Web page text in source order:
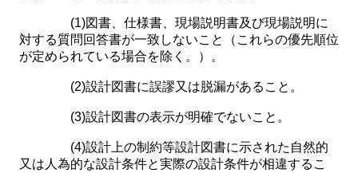
(1)図書、仕様書、現場説明書及び現場説明に
対する質問回答書が一致しないこと（これらの優先順位
が定められている場合を除く。）。
(2)設計図書に誤謬又は脱漏があること。
(3)設計図書の表示が明確でないこと。
(4)設計上の制約等設計図書に示された自然的
又は人為的な設計条件と実際の設計条件が相違するこ